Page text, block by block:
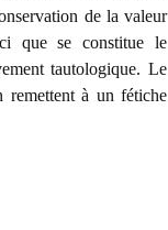
de la valeur
que se constitue le
tautologique. Le
remettent à un fétiche